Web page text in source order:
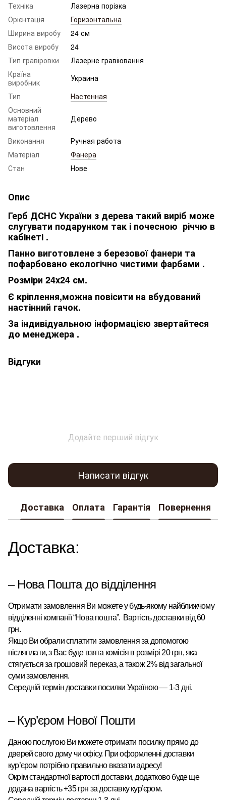
Техніка
Лазерна порізка
Орієнтація
Горизонтальна
Ширина виробу
24 см
Висота виробу
24
Тип гравіровки
Лазерне гравіювання
Країна
виробник
Украина
Тип
Настенная
Основний
матеріал
виготовлення
Дерево
Виконання
Ручная работа
Матеріал
Фанера
Стан
Нове
Опис
Герб ДСНС України з дерева такий виріб може
слугувати подарунком так і почесною річчю в
кабінеті .
Панно виготовлене з березової фанери та
пофарбовано екологічно чистими фарбами .
Розміри 24х24 см.
Є кріплення,можна повісити на вбудований
настінний гачок.
За індивідуальною інформацією звертайтеся
до менеджера .
Відгуки
Додайте перший відгук
Написати відгук
Доставка Оплата Гарантія Повернення
Доставка:
– Нова Пошта до відділення
Отримати замовлення Ви можете у будь-якому найближчому
відділенні компанії “Нова пошта”. Вартість доставки від 60
грн.
Якщо Ви обрали сплатити замовлення за допомогою
післяплати, з Вас буде взята комісія в розмірі 20 грн, яка
стягується за грошовий переказ, а також 2% від загальної
суми замовлення.
Середній термін доставки посилки Україною — 1-3 дні.
– Кур’єром Нової Пошти
Даною послугою Ви можете отримати посилку прямо до
дверей свого дому чи офісу. При оформленні доставки
кур’єром потрібно правильно вказати адресу!
Окрім стандартної вартості доставки, додатково буде ще
додана вартість +35 грн за доставку кур’єром.